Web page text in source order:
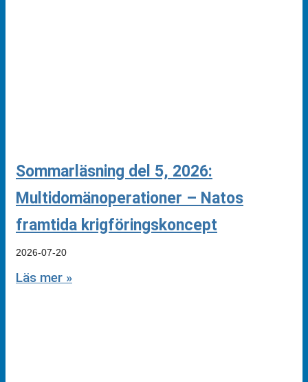
Sommarläsning del 5, 2026:
Multidomänoperationer – Natos
framtida krigföringskoncept
2026-07-20
Läs mer »